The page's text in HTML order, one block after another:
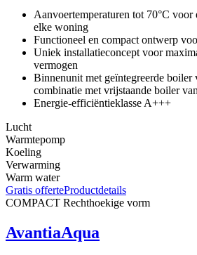
Aanvoertemperaturen tot 70°C voor
elke woning
Functioneel en compact ontwerp
Uniek installatieconcept voor
vermogen
Binnenunit met geïntegreerde boiler
combinatie met vrijstaande boiler
Energie-efficiëntieklasse A+++
Lucht
Warmtepomp
Koeling
Verwarming
Warm water
Gratis offerteProductdetails
COMPACT Rechthoekige vorm
AvantiaAqua